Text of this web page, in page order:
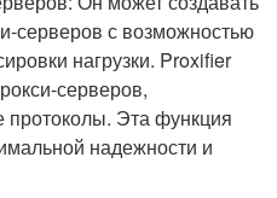
серверов с возможностью
нагрузки. Proxifier
серверов,
Эта функция
надежности и